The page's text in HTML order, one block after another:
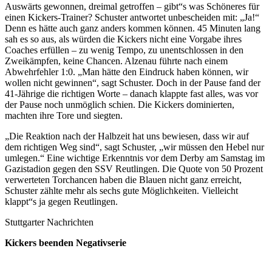
Auswärts gewonnen, dreimal getroffen – gibt“s was Schöneres für
einen Kickers-Trainer? Schuster antwortet unbescheiden mit: „Ja!“
Denn es hätte auch ganz anders kommen können. 45 Minuten lang
sah es so aus, als würden die Kickers nicht eine Vorgabe ihres
Coaches erfüllen – zu wenig Tempo, zu unentschlossen in den
Zweikämpfen, keine Chancen. Alzenau führte nach einem
Abwehrfehler 1:0. „Man hätte den Eindruck haben können, wir
wollen nicht gewinnen“, sagt Schuster. Doch in der Pause fand der
41-Jährige die richtigen Worte – danach klappte fast alles, was vor
der Pause noch unmöglich schien. Die Kickers dominierten,
machten ihre Tore und siegten.
„Die Reaktion nach der Halbzeit hat uns bewiesen, dass wir auf
dem richtigen Weg sind“, sagt Schuster, „wir müssen den Hebel nur
umlegen.“ Eine wichtige Erkenntnis vor dem Derby am Samstag im
Gazistadion gegen den SSV Reutlingen. Die Quote von 50 Prozent
verwerteten Torchancen haben die Blauen nicht ganz erreicht,
Schuster zählte mehr als sechs gute Möglichkeiten. Vielleicht
klappt“s ja gegen Reutlingen.
Stuttgarter Nachrichten
Kickers beenden Negativserie